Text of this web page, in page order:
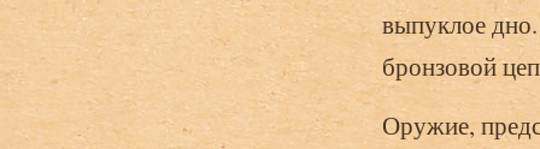
выпуклое
бронзовой
Оружие,